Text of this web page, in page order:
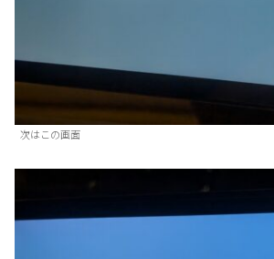
次はこの画面